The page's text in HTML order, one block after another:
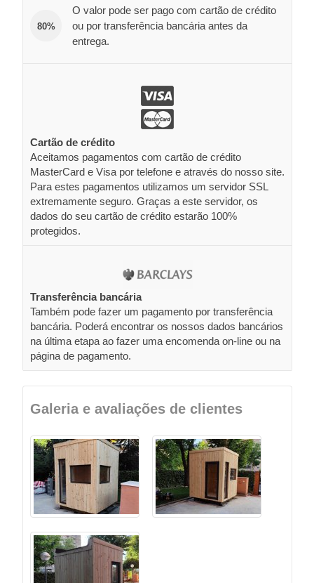
80%
O valor pode ser pago com cartão de crédito
ou por transferência bancária antes da
entrega.
Cartão de crédito
Aceitamos pagamentos com cartão de crédito
MasterCard e Visa por telefone e através do nosso site.
Para estes pagamentos utilizamos um servidor SSL
extremamente seguro. Graças a este servidor, os
dados do seu cartão de crédito estarão 100%
protegidos.
Transferência bancária
Também pode fazer um pagamento por transferência
bancária. Poderá encontrar os nossos dados bancários
na última etapa ao fazer uma encomenda on-line ou na
página de pagamento.
Galeria e avaliações de clientes